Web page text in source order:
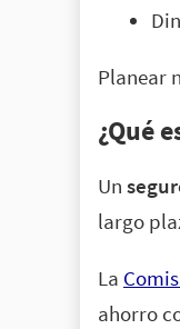
Planear
¿Qué
Un
largo
La
ahorro